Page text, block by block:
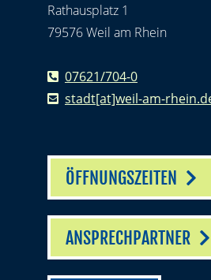
Rathausplatz 1
79576 Weil am Rhein
07621/704-0
stadt[at]weil-am-
ÖFFNUNGSZEITEN
ANSPRECHPARTNER